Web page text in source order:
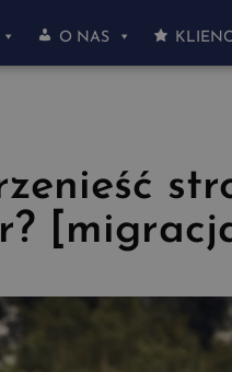
O NAS